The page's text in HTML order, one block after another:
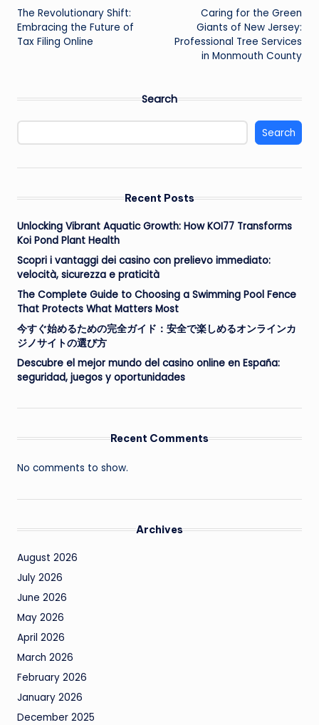
navigation
The Revolutionary Shift:
Embracing the Future of
Tax Filing Online
Caring for the Green
Giants of New Jersey:
Professional Tree Services
in Monmouth County
Search
Search
Recent Posts
Unlocking Vibrant Aquatic Growth: How KOI77 Transforms
Koi Pond Plant Health
Scopri i vantaggi dei casino con prelievo immediato:
velocità, sicurezza e praticità
The Complete Guide to Choosing a Swimming Pool Fence
That Protects What Matters Most
今すぐ始めるための完全ガイド：安全で楽しめるオンラインカ
ジノサイトの選び方
Descubre el mejor mundo del casino online en España:
seguridad, juegos y oportunidades
Recent Comments
No comments to show.
Archives
August 2026
July 2026
June 2026
May 2026
April 2026
March 2026
February 2026
January 2026
December 2025